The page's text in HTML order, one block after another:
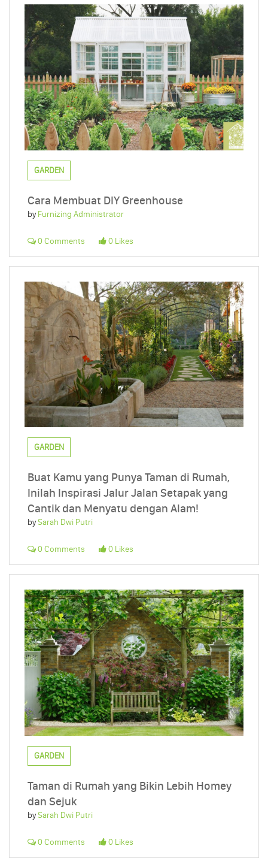
GARDEN
Cara Membuat DIY Greenhouse
byFurnizing Administrator
0 Comments 0 Likes
GARDEN
Buat Kamu yang Punya Taman di Rumah,
Inilah Inspirasi Jalur Jalan Setapak yang
Cantik dan Menyatu dengan Alam!
bySarah Dwi Putri
0 Comments 0 Likes
GARDEN
Taman di Rumah yang Bikin Lebih Homey
dan Sejuk
bySarah Dwi Putri
0 Comments 0 Likes